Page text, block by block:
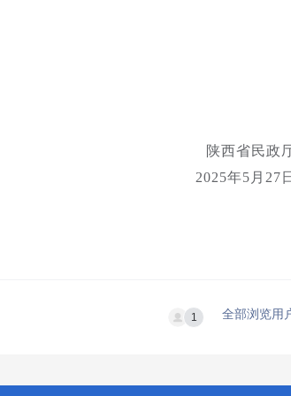
陕西省民政
2025年5月27日
1 全部浏览用